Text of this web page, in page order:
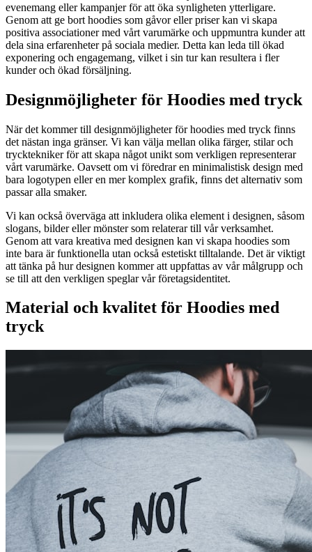
evenemang eller kampanjer för att öka synligheten ytterligare.
Genom att ge bort hoodies som gåvor eller priser kan vi skapa
positiva associationer med vårt varumärke och uppmuntra kunder att
dela sina erfarenheter på sociala medier. Detta kan leda till ökad
exponering och engagemang, vilket i sin tur kan resultera i fler
kunder och ökad försäljning.
Designmöjligheter för Hoodies med tryck
När det kommer till designmöjligheter för hoodies med tryck finns
det nästan inga gränser. Vi kan välja mellan olika färger, stilar och
trycktekniker för att skapa något unikt som verkligen representerar
vårt varumärke. Oavsett om vi föredrar en minimalistisk design med
bara logotypen eller en mer komplex grafik, finns det alternativ som
passar alla smaker.
Vi kan också överväga att inkludera olika element i designen, såsom
slogans, bilder eller mönster som relaterar till vår verksamhet.
Genom att vara kreativa med designen kan vi skapa hoodies som
inte bara är funktionella utan också estetiskt tilltalande. Det är viktigt
att tänka på hur designen kommer att uppfattas av vår målgrupp och
se till att den verkligen speglar vår företagsidentitet.
Material och kvalitet för Hoodies med
tryck